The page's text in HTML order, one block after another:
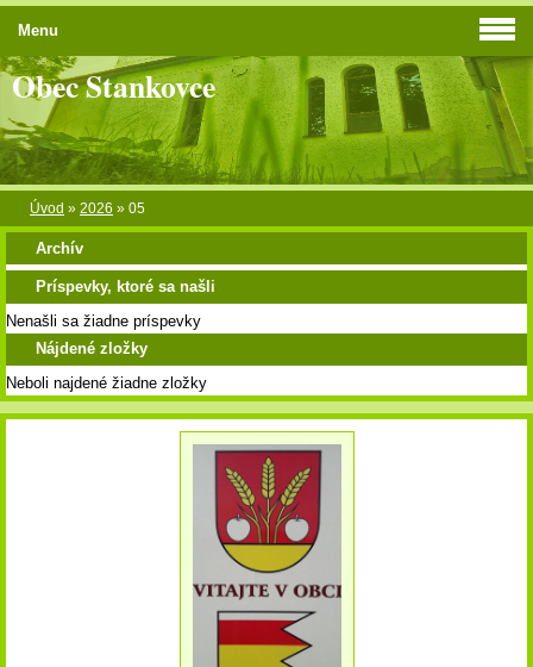
Obec Stankovce
Úvod » 2026 » 05
Archív
Príspevky, ktoré sa našli
Nenašli sa žiadne príspevky
Nájdené zložky
Neboli najdené žiadne zložky
Menu